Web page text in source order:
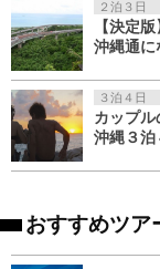
２泊３日
【決定
沖縄通に
３泊４日
カップ
沖縄３泊
おすすめツア